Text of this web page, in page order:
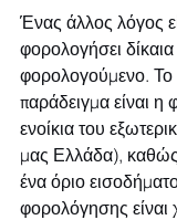
Ένας άλλος λόγος
φορολογήσει
φορολογούμενο. Το
παράδειγμα είναι
ενοίκια του
μας Ελλάδα),
ένα όριο
φορολόγησης είναι